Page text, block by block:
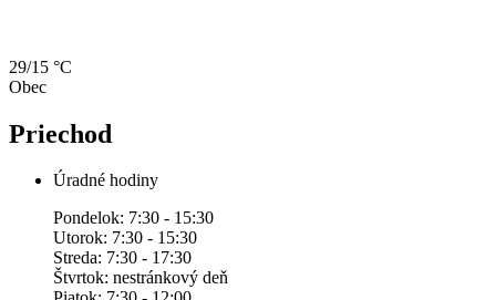
29/15 °C
Obec
Priechod
Úradné hodiny
Pondelok: 7:30 - 15:30
Utorok: 7:30 - 15:30
Streda: 7:30 - 17:30
Štvrtok: nestránkový deň